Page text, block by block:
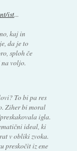
ist...
kaj in
da je to
sploh če
na voljo.
To bi pa res
Ziher bi moral
igla.
ideal, ki
v obliki zvoka.
preskočit iz ene